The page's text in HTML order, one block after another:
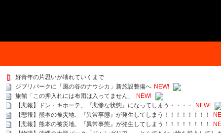
好青年の片思いが壊れていくまで
ジブリパークに「風の谷のナウシカ」新施設整備へ NEW!
旅館「この押入れには布団は入ってません」
NEW!
【悲報】ドン・キホーテ、『悲惨な状態』になってしまう・・・・
NEW!
【悲報】熊本の被災地、『異常事態』が発生してしまう！！！！！！！！
【悲報】熊本の被災地、『異常事態』が発生してしまう！！！！！！！！